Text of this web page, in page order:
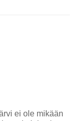
ei ole mikään